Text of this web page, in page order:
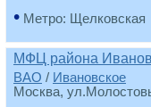
• Метро: Щелковская
МФЦ района
ВАО / Ивановское
Москва,